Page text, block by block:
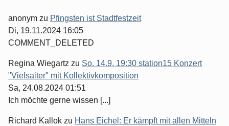
anonym zu Pfingsten ist Stadtfestzeit
Di, 19.11.2024 16:05
COMMENT_DELETED
Regina Wiegartz zu So. 14.9. 19:30 station15 Konzert
"Vielsaiter" mit Kollektivkomposition
Sa, 24.08.2024 01:51
Ich möchte gerne wissen [...]
Richard Kallok zu Hans Eichel: Er kämpft mit allen Mitteln